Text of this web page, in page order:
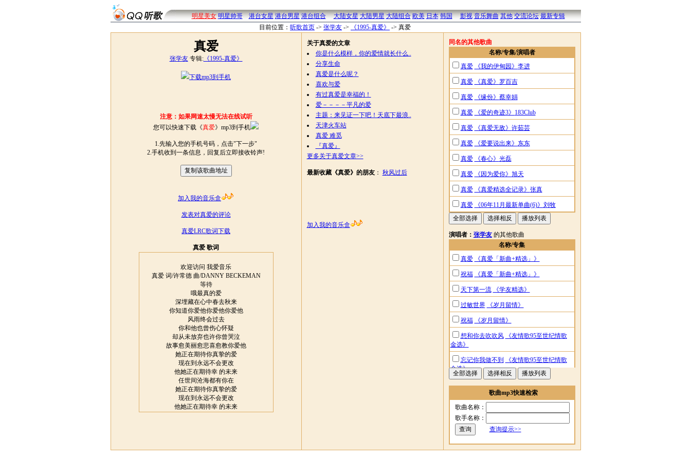
明星美女 明星帅哥 港台女星 港台男星 港台组合 大陆女星 大陆男星 大陆组合 欧美 日本 韩国 影视 音乐舞曲 其他 交流论坛 最新专辑
目前位置： 听歌首页 -> 张学友 -> 《1995-真爱》 -> 真爱
真爱
张学友专辑:《1995-真爱》
下载mp3到手机
注意：如果网速太慢无法在线试听
您可以快速下载《真爱》mp3到手机
1.先输入您的手机号码，点击"下一步"
2.手机收到一条信息，回复后立即接收铃声!
加入我的音乐盒
发表对真爱的评论
真爱LRC歌词下载
真爱 歌词
欢迎访问 我爱音乐
真爱 词/许常德 曲/DANNY BECKEMAN
等待
哦最真的爱
深埋藏在心中春去秋来
你知道你爱他你爱他你爱他
风雨终会过去
你和他也曾伤心怀疑
却从未放弃也许你曾哭泣
故事愈美丽愈悲喜愈教你爱他
她正在期待你真挚的爱
现在到永远不会更改
他她正在期待幸 的未来
任世间沧海都有你在
她正在期待你真挚的爱
现在到永远不会更改
他她正在期待幸 的未来
关于真爱的文章
你是什么模样，你的爱情就长什么..
分享生命
真爱是什么呢？
喜欢与爱
有过真爱是幸福的！
爱－－－－平凡的爱
主题：来见证一下吧！天底下最浪..
天津火车站
真爱 难觅
『真爱』
更多关于真爱文章>>
最新收藏《真爱》的朋友： 秋风过后
加入我的音乐盒
同名的其他歌曲
名称/专集/演唱者
真爱
《我的伊甸园》 李进
真爱 《真爱》 罗百吉
真爱 《缘份》 蔡幸娟
真爱 《爱的奇迹3》 183Club
真爱 《真爱无敌》 许茹芸
真爱 《爱要说出来》 东东
真爱 《春心》 光磊
真爱 《因为爱你》 旭天
真爱 《真爱精选全记录》 张真
真爱 《06年11月最新单曲(6)》 刘牧
演唱者： 张学友的其他歌曲
名称/专集
真爱
《真爱「新曲+精选」》
祝福 《真爱「新曲+精选」》
天下第一流 《学友精选》
过敏世界 《岁月留情》
祝福 《岁月留情》
想和你去吹吹风
《友情歌95至世纪情歌
金选》
忘记你我做不到
《友情歌95至世纪情歌
金选》
只想一生跟你走 《Jacky Cheung 15》
真爱 《Jacky Cheung 15》
不老的传说 《友个人演唱会》
真情流露 《友个人演唱会》
忘记你我做不到 《友情歌岁月精选》
歌曲mp3快速检索
歌曲名称：
歌手名称：
查询提示>>